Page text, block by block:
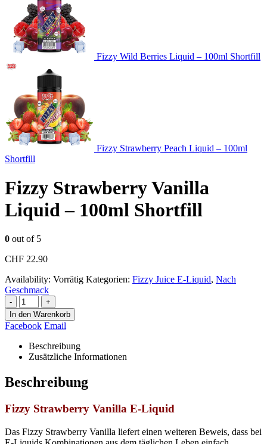
Fizzy Wild Berries Liquid – 100ml Shortfill
Fizzy Strawberry Peach Liquid – 100ml
Shortfill
Fizzy Strawberry Vanilla
Liquid – 100ml Shortfill
0 out of 5
CHF 22.90
Availability: Vorrätig Kategorien: Fizzy Juice E-Liquid, Nach
Geschmack
-
+
In den Warenkorb
Facebook Email
Beschreibung
Zusätzliche Informationen
Beschreibung
Fizzy Strawberry Vanilla E-Liquid
Das Fizzy Strawberry Vanilla liefert einen weiteren Beweis, dass bei